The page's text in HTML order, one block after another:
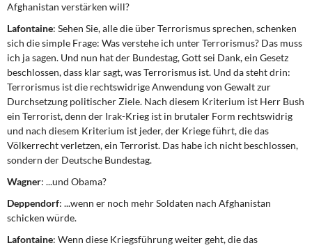
Afghanistan verstärken will?
Lafontaine: Sehen Sie, alle die über Terrorismus sprechen, schenken
sich die simple Frage: Was verstehe ich unter Terrorismus? Das muss
ich ja sagen. Und nun hat der Bundestag, Gott sei Dank, ein Gesetz
beschlossen, dass klar sagt, was Terrorismus ist. Und da steht drin:
Terrorismus ist die rechtswidrige Anwendung von Gewalt zur
Durchsetzung politischer Ziele. Nach diesem Kriterium ist Herr Bush
ein Terrorist, denn der Irak-Krieg ist in brutaler Form rechtswidrig
und nach diesem Kriterium ist jeder, der Kriege führt, die das
Völkerrecht verletzen, ein Terrorist. Das habe ich nicht beschlossen,
sondern der Deutsche Bundestag.
Wagner: ...und Obama?
Deppendorf: ...wenn er noch mehr Soldaten nach Afghanistan
schicken würde.
Lafontaine: Wenn diese Kriegsführung weiter geht, die das